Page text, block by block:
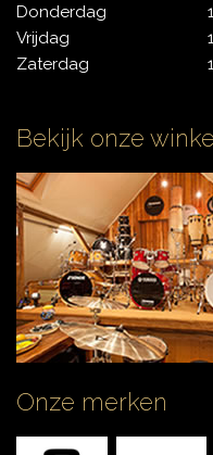
Donderdag
Vrijdag
Zaterdag
Bekijk onze
Onze merken